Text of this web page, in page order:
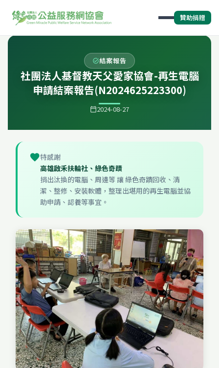
贊助捐贈
task_alt結案報告
社團法人基督教天父愛家協會-再生電腦
申請結案報告(N2024625223300)
calendar_today2024-08-27
favorite特感謝
高雄啟禾扶輪社、綠色奇蹟
捐出汰換的電腦、周邊等 讓 綠色奇蹟回收、清
潔、整修、安裝軟體，整理出堪用的再生電腦並協
助申請、認養等事宜。